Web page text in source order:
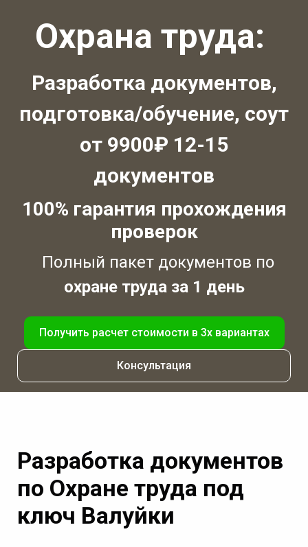
Охрана труда:
Разработка документов,
подготовка/обучение, соут
от 9900₽ 12-15
документов
100% гарантия прохождения
проверок
Полный пакет документов по
охране труда за 1 день
Получить расчет стоимости в 3х вариантах
Консультация
Разработка документов
по Охране труда под
ключ Валуйки